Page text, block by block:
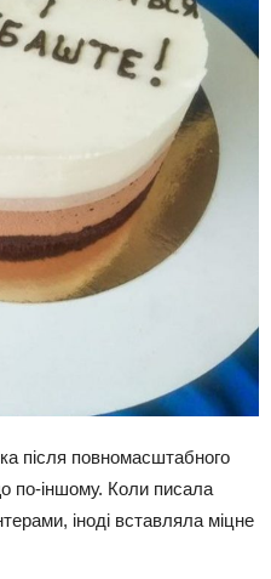
після повномасштабного
по-іншому. Коли писала
іноді вставляла міцне